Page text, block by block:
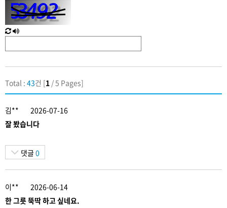
력
새
로
침
한
글
성
Total : 43건 [1 / 5 Pages]
김**
2026-07-16
잘 봤습니다
댓글 0
이**
2026-06-14
한 그릇 뚝딱 하고 싶네요.